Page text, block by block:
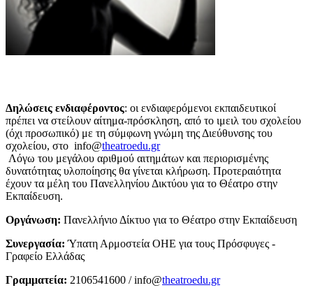
Δηλώσεις ενδιαφέροντος: οι ενδιαφερόμενοι εκπαιδευτικοί
πρέπει να στείλουν αίτημα-πρόσκληση, από το ιμειλ του σχολείου
(όχι προσωπικό) με τη σύμφωνη γνώμη της Διεύθυνσης του
σχολείου, στο info@theatroedu.gr
Λόγω του μεγάλου αριθμού αιτημάτων και περιορισμένης
δυνατότητας υλοποίησης θα γίνεται κλήρωση. Προτεραιότητα
έχουν τα μέλη του Πανελληνίου Δικτύου για το Θέατρο στην
Εκπαίδευση.
Οργάνωση: Πανελλήνιο Δίκτυο για το Θέατρο στην Εκπαίδευση
Συνεργασία:Ύπατη Αρμοστεία ΟΗΕ για τους Πρόσφυγες -
Γραφείο Ελλάδας
Γραμματεία: 2106541600 / info@theatroedu.gr